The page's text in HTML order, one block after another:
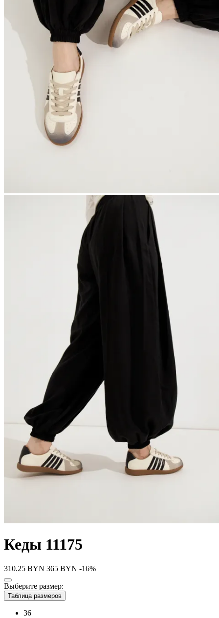
Кеды 11175
310.25 BYN 365 BYN -16%
Выберите размер:
Таблица размеров
36